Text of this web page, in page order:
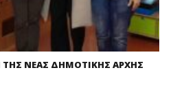
ΝΕΑΣ ΔΗΜΟΤΙΚΗΣ ΑΡΧΗΣ